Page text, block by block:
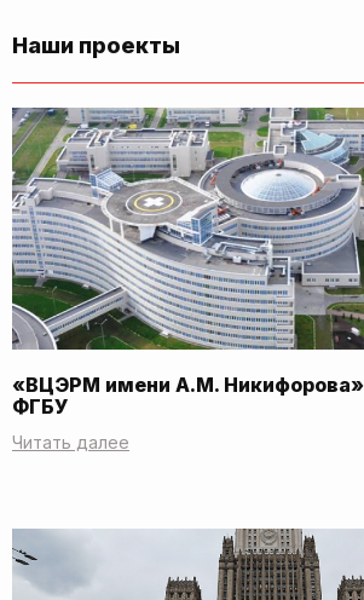
Наши проекты
«ВЦЭРМ имени А.М.
ФГБУ
Читать далее